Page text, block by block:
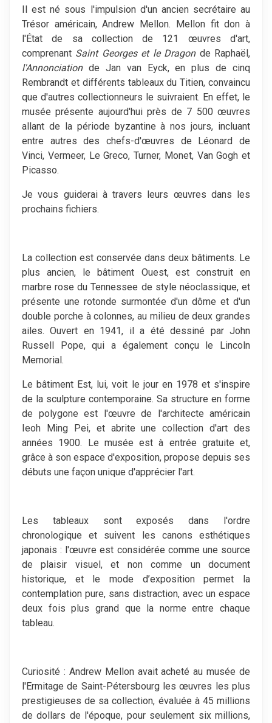
Il est né sous l'impulsion d'un ancien secrétaire au
Trésor américain, Andrew Mellon. Mellon fit don à
l'État de sa collection de 121 œuvres d'art,
comprenant Saint Georges et le Dragonde Raphaël,
l'Annonciationde Jan van Eyck, en plus de cinq
Rembrandt et différents tableaux du Titien, convaincu
que d'autres collectionneurs le suivraient. En effet, le
musée présente aujourd'hui près de 7 500 œuvres
allant de la période byzantine à nos jours, incluant
entre autres des chefs-d'œuvres de Léonard de
Vinci, Vermeer, Le Greco, Turner, Monet, Van Gogh et
Picasso.
Je vous guiderai à travers leurs œuvres dans les
prochains fichiers.
La collection est conservée dans deux bâtiments. Le
plus ancien, le bâtiment Ouest, est construit en
marbre rose du Tennessee de style néoclassique, et
présente une rotonde surmontée d'un dôme et d'un
double porche à colonnes, au milieu de deux grandes
ailes. Ouvert en 1941, il a été dessiné par John
Russell Pope, qui a également conçu le Lincoln
Memorial.
Le bâtiment Est, lui, voit le jour en 1978 et s'inspire
de la sculpture contemporaine. Sa structure en forme
de polygone est l'œuvre de l'architecte américain
Ieoh Ming Pei, et abrite une collection d'art des
années 1900. Le musée est à entrée gratuite et,
grâce à son espace d'exposition, propose depuis ses
débuts une façon unique d'apprécier l'art.
Les tableaux sont exposés dans l'ordre
chronologique et suivent les canons esthétiques
japonais : l'œuvre est considérée comme une source
de plaisir visuel, et non comme un document
historique, et le mode d’exposition permet la
contemplation pure, sans distraction, avec un espace
deux fois plus grand que la norme entre chaque
tableau.
Curiosité : Andrew Mellon avait acheté au musée de
l'Ermitage de Saint-Pétersbourg les œuvres les plus
prestigieuses de sa collection, évaluée à 45 millions
de dollars de l'époque, pour seulement six millions,